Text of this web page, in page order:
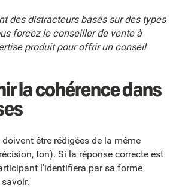
des distracteurs basés sur des types
forcez le conseiller de vente à
produit pour offrir un conseil
la cohérence dans
être rédigées de la même
ton). Si la réponse correcte est
l'identifiera par sa forme